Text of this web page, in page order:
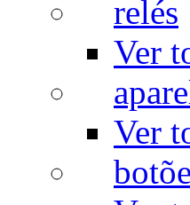
relés
Ver
Ver